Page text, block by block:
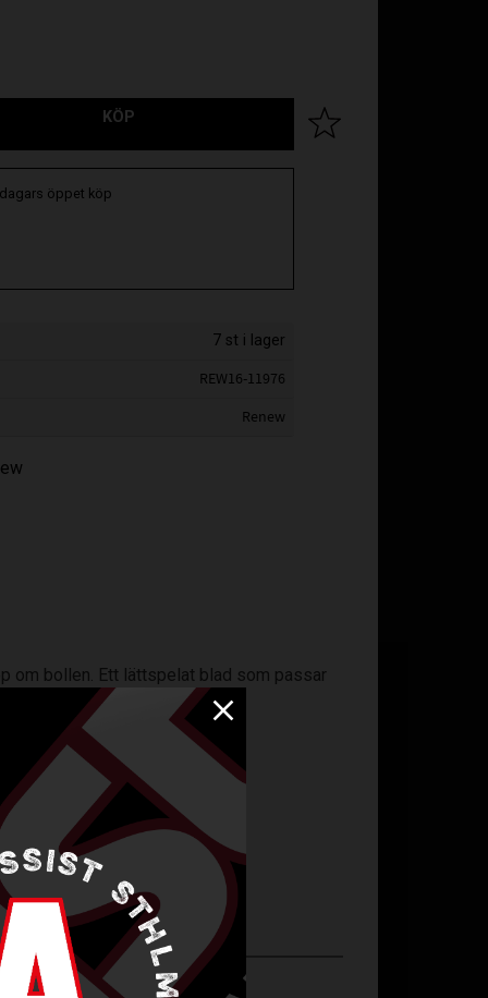
KÖP Lägg till i favoriter
öppet köp
7 st i lager
REW16-11976
Renew
om bollen. Ett lättspelat blad som passar